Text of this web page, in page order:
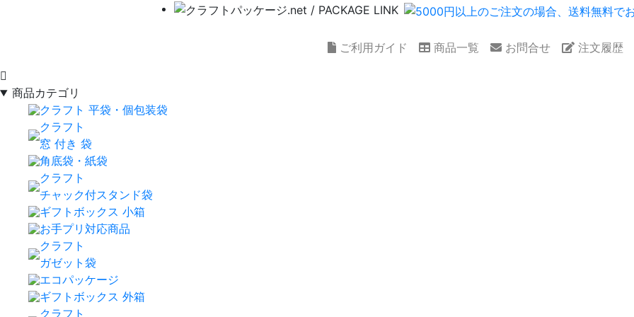
ご利用ガイド 商品一覧 お問合せ 注文履歴
商品カテゴリ
クラフト 平袋・個包装袋
クラフト
窓 付き 袋
角底袋・紙袋
クラフト
チャック付スタンド袋
ギフトボックス 小箱
お手プリ対応商品
クラフト
ガゼット袋
エコパッケージ
ギフトボックス 外箱
クラフト